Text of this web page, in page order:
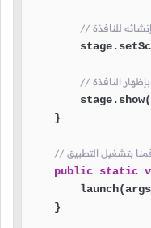
بإظهار النافذة
    }
قمنا بتشغيل التطبيق
public static
    }